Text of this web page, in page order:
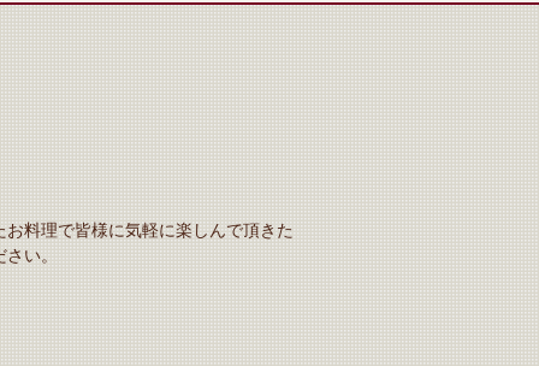
料理で皆様に気軽に楽しんで頂きた
さい。